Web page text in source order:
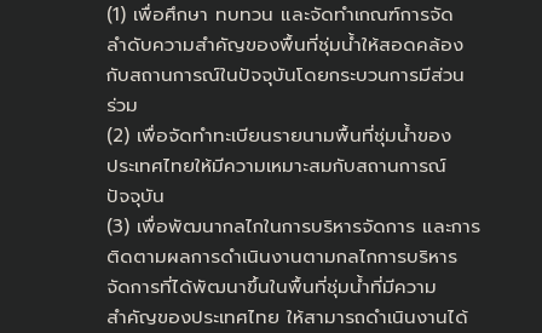
(1) เพื่อศึกษา ทบทวน และจัดทำเกณฑ์การจัด
ลำดับความสำคัญของพื้นที่ชุ่มน้ำให้สอดคล้อง
กับสถานการณ์ในปัจจุบันโดยกระบวนการมีส่วน
ร่วม
(2) เพื่อจัดทำทะเบียนรายนามพื้นที่ชุ่มน้ำของ
ประเทศไทยให้มีความเหมาะสมกับสถานการณ์
ปัจจุบัน
(3) เพื่อพัฒนากลไกในการบริหารจัดการ และการ
ติดตามผลการดำเนินงานตามกลไกการบริหาร
จัดการที่ได้พัฒนาขึ้นในพื้นที่ชุ่มน้ำที่มีความ
สำคัญของประเทศไทย ให้สามารถดำเนินงานได้